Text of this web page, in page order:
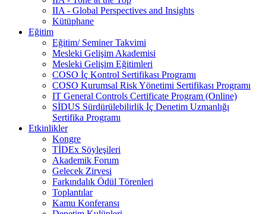
IIA - Global Perspectives and Insights
Kütüphane
Eğitim
Eğitim/ Seminer Takvimi
Mesleki Gelişim Akademisi
Mesleki Gelişim Eğitimleri
COSO İç Kontrol Sertifikası Programı
COSO Kurumsal Risk Yönetimi Sertifikası Programı
IT General Controls Certificate Program (Online)
SİDUS Sürdürülebilirlik İç Denetim Uzmanlığı
Sertifika Programı
Etkinlikler
Kongre
TİDEx Söyleşileri
Akademik Forum
Gelecek Zirvesi
Farkındalık Ödül Törenleri
Toplantılar
Kamu Konferansı